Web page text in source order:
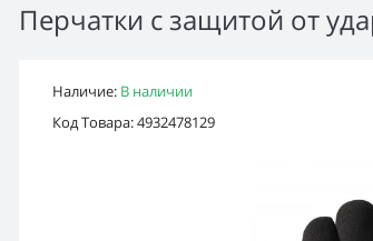
Перчатки с защитой от
Наличие: В наличии
Код Товара: 4932478129